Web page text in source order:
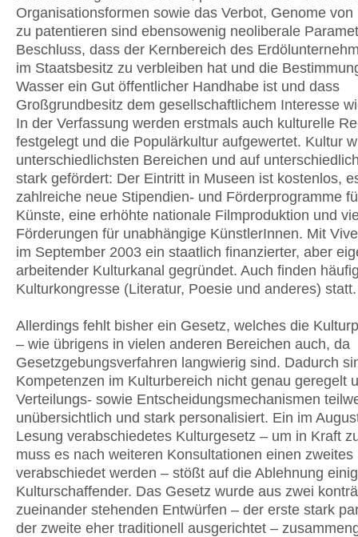
Organisationsformen sowie das Verbot, Genome von
zu patentieren sind ebensowenig neoliberale
Beschluss, dass der Kernbereich des
im Staatsbesitz zu verbleiben hat und die
Wasser ein Gut öffentlicher Handhabe ist und dass
Großgrundbesitz dem gesellschaftlichem Interesse
In der Verfassung werden erstmals auch kulturelle
festgelegt und die Populärkultur aufgewertet. Kultur
unterschiedlichsten Bereichen und auf
stark gefördert: Der Eintritt in Museen ist kostenlos,
zahlreiche neue Stipendien- und Förderprogramme
Künste, eine erhöhte nationale Filmproduktion und
Förderungen für unabhängige KünstlerInnen. Mit
im September 2003 ein staatlich finanzierter, aber
arbeitender Kulturkanal gegründet. Auch finden
Kulturkongresse (Literatur, Poesie und anderes) statt.
Allerdings fehlt bisher ein Gesetz, welches die
– wie übrigens in vielen anderen Bereichen auch, da
Gesetzgebungsverfahren langwierig sind. Dadurch
Kompetenzen im Kulturbereich nicht genau geregelt
Verteilungs- sowie Entscheidungsmechanismen
unübersichtlich und stark personalisiert. Ein im
Lesung verabschiedetes Kulturgesetz – um in Kraft
muss es nach weiteren Konsultationen einen zweites
verabschiedet werden – stößt auf die Ablehnung
Kulturschaffender. Das Gesetz wurde aus zwei
zueinander stehenden Entwürfen – der erste stark
der zweite eher traditionell ausgerichtet –